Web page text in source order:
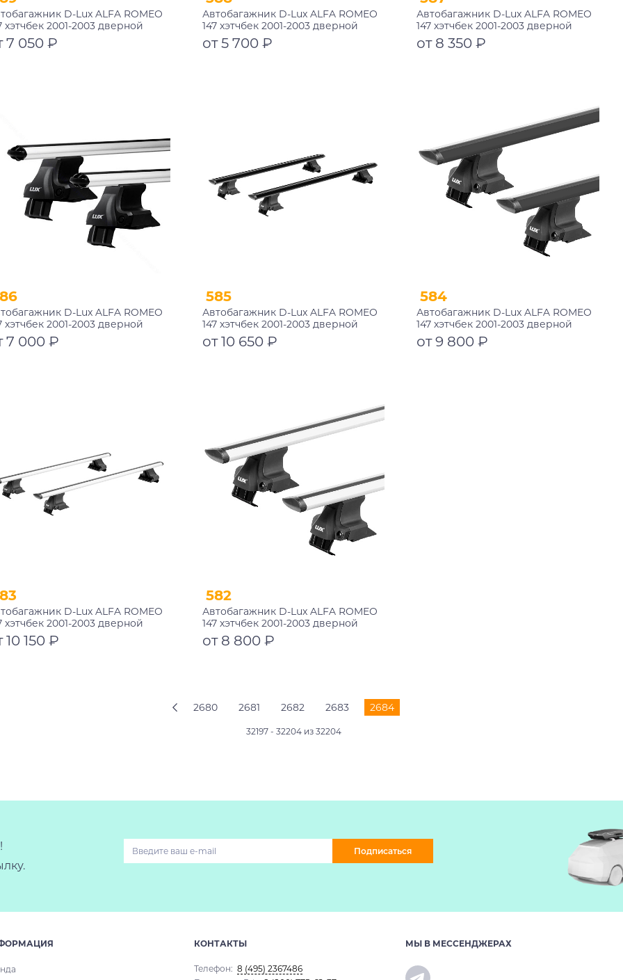
D-Lux ALFA ROMEO
хэтчбек 2001-2003 дверной
прямоугольный с замком
7 050 ₽
Автобагажник D-Lux ALFA ROMEO
147 хэтчбек 2001-2003 дверной
проем прямоугольный
от 5 700 ₽
Автобагажник D-Lux ALFA ROMEO
147 хэтчбек 2001-2003 дверной
проем аэродинамический с
замком
от 8 350 ₽
D-Lux ALFA ROMEO
хэтчбек 2001-2003 дверной
аэродинамический
7 000 ₽
585
Автобагажник D-Lux ALFA ROMEO
147 хэтчбек 2001-2003 дверной
проем аэро-трэвэл черный с
замком
от 10 650 ₽
584
Автобагажник D-Lux ALFA ROMEO
147 хэтчбек 2001-2003 дверной
проем аэро-трэвэл черный
от 9 800 ₽
D-Lux ALFA ROMEO
хэтчбек 2001-2003 дверной
аэро-трэвэл с замком
10 150 ₽
582
Автобагажник D-Lux ALFA ROMEO
147 хэтчбек 2001-2003 дверной
проем аэро-трэвэл
от 8 800 ₽
2680 2681 2682 2683 2684
32197 - 32204 из 32204
Подписаться
КОНТАКТЫ
Телефон: 8 (495) 2367486
МЫ В МЕССЕНДЖЕРАХ